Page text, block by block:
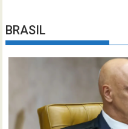
BRASIL